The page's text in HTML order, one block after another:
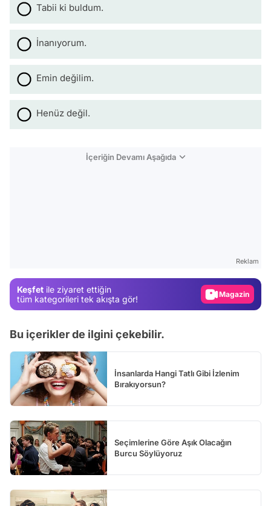
Tabii ki buldum.
İnanıyorum.
Emin değilim.
Henüz değil.
İçeriğin Devamı Aşağıda
Reklam
Keşfet ile ziyaret ettiğin
tüm kategorileri tek akışta gör!
Video
Bu içerikler de ilgini çekebilir.
İnsanlarda Hangi Tatlı Gibi İzlenim
Bırakıyorsun?
Seçimlerine Göre Aşık Olacağın
Burcu Söylüyoruz